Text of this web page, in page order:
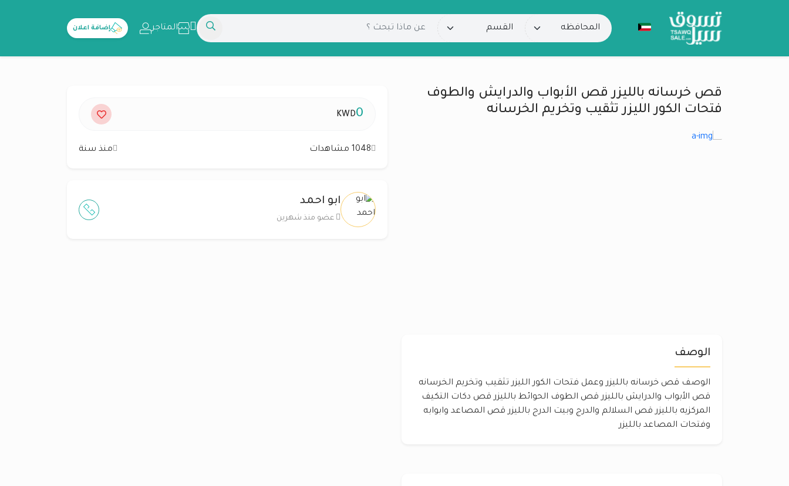
المتاجر إضافة اعلان
قص خرسانه بالليزر قص الأبواب والدرايش والطوف
فتحات الكور الليزر تثقيب وتخريم الخرسانه
الوصف
الوصف قص خرسانه بالليزر وعمل فتحات الكور الليزر تثقيب وتخريم الخرسانه
قص الأبواب والدرايش بالليزر قص الطوف الحوائط بالليزر قص دكات التكيف
المركزيه بالليزر قص السلالم والدرج وبيت الدرج بالليزر قص المصاعد وابوابه
وفتحات المصاعد بالليزر
0
KWD
1048 مشاهدات منذ سنة
ابو احمد
عضو منذ شهرين